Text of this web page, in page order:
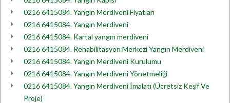
0216 6415084. Yangın Merdiveni Fiyatları
0216 6415084. Yangın Merdiveni
0216 6415084. Kartal yangın merdiveni
0216 6415084. Rehabilitasyon Merkezi Yangın Merdiveni
0216 6415084. Yangın Merdiveni Kurulumu
0216 6415084. Yangın Merdiveni Yönetmeliği
0216 6415084. Yangın Merdiveni İmalatı (Ücretsiz Keşif Ve
Proje)